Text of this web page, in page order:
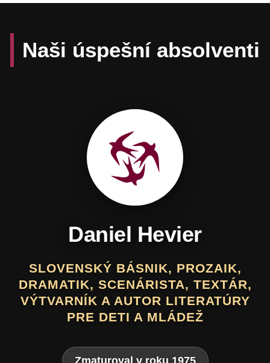
Naši úspešní absolventi
Daniel Hevier
SLOVENSKÝ BÁSNIK, PROZAIK,
DRAMATIK, SCENÁRISTA, TEXTÁR,
VÝTVARNÍK A AUTOR LITERATÚRY
PRE DETI A MLÁDEŽ
Zmaturoval v roku 1975